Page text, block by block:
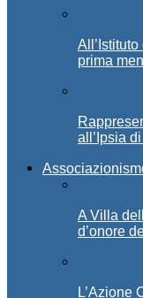
prima
all’Ipsia
A Villa
d’onore
L’Azione